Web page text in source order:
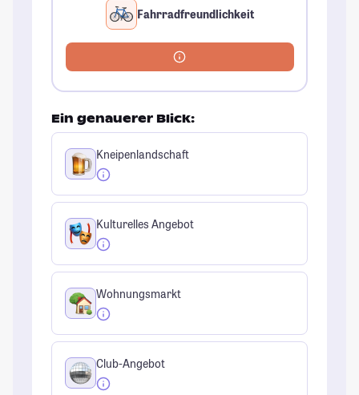
Fahrradfreundlichkeit
Ein genauerer Blick:
Kneipenlandschaft
Kulturelles Angebot
Wohnungsmarkt
Club-Angebot